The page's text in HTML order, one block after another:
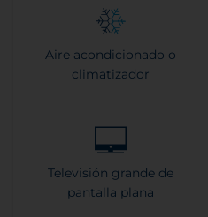
Aire acondicionado o
climatizador
Televisión grande de
pantalla plana